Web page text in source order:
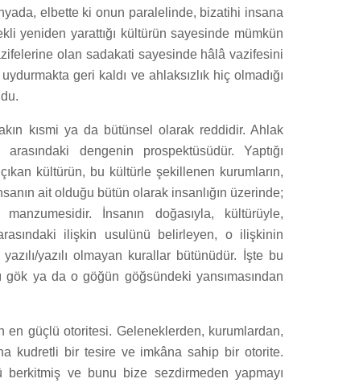
elbette ki onun paralelinde, bizatihi insana
yeniden yarattığı kültürün sayesinde mümkün
olan sadakati sayesinde hâlâ vazifesini
geri kaldı ve ahlaksızlık hiç olmadığı
kısmi ya da bütünsel olarak reddidir. Ahlak
dengenin prospektüsüdür. Yaptığı
kültürün, bu kültürle şekillenen kurumların,
ait olduğu bütün olarak insanlığın üzerinde;
İnsanın doğasıyla, kültürüyle,
ilişkin usulünü belirleyen, o ilişkinin
yazılı olmayan kurallar bütünüdür. İşte bu
gök ya da o göğün göğsündeki yansımasından
en güçlü otoritesi. Geleneklerden, kurumlardan,
kudretli bir tesire ve imkâna sahip bir otorite.
berkitmiş ve bunu bize sezdirmeden yapmayı